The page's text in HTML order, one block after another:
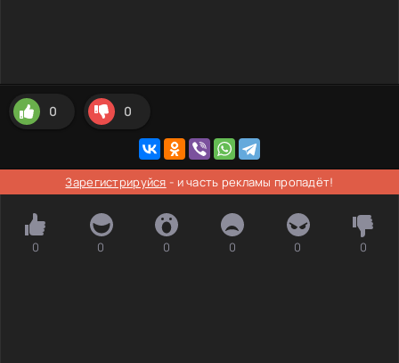
0 0
Зарегистрируйся - и часть рекламы пропадёт!
0 0 0 0 0 0